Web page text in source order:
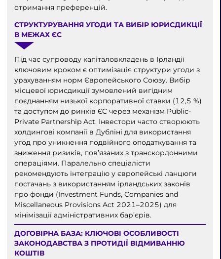
отримання преференцій.
СТРУКТУРУВАННЯ УГОДИ ТА ВИБІР ЮРИСДИКЦІЇ
В МЕЖАХ ЄС
Під час супроводу капіталовкладень в Ірландії
ключовим кроком є оптимізація структури угоди з
урахуванням норм Європейського Союзу. Вибір
місцевої юрисдикції зумовлений вигідним
поєднанням низької корпоративної ставки (12,5 %)
та доступом до ринків ЄС через механізм Public-
Private Partnership Act. Інвестори часто створюють
холдингові компанії в Дубліні для використання
угод про уникнення подвійного оподаткування та
зниження ризиків, пов’язаних з транскордонними
операціями. Паралельно спеціалісти
рекомендують інтеграцію у європейські ланцюги
постачань з використанням ірландських законів
про фонди (Investment Funds, Companies and
Miscellaneous Provisions Act 2021–2025) для
мінімізації адміністративних бар’єрів.
ДОГОВІРНА БАЗА: КЛЮЧОВІ ОСОБЛИВОСТІ
ЗАКОНОДАВСТВА З ПРОТИДІЇ ВІДМИВАННЮ
КОШТІВ